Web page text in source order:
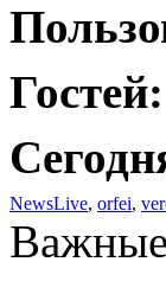
Гостей:
NewsLive, orfei,